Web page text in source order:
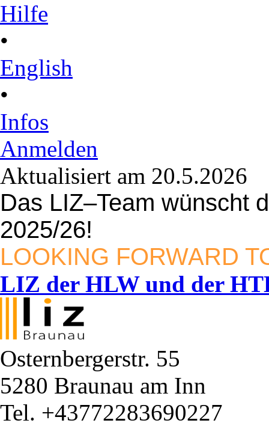
Hilfe
•
English
•
Infos
Anmelden
Aktualisiert am 20.5.2026
Das LIZ–Team wünscht
2025/26!
LOOKING FORWARD
LIZ der HLW und der
Osternbergerstr. 55
5280 Braunau am Inn
Tel. +43772283690227